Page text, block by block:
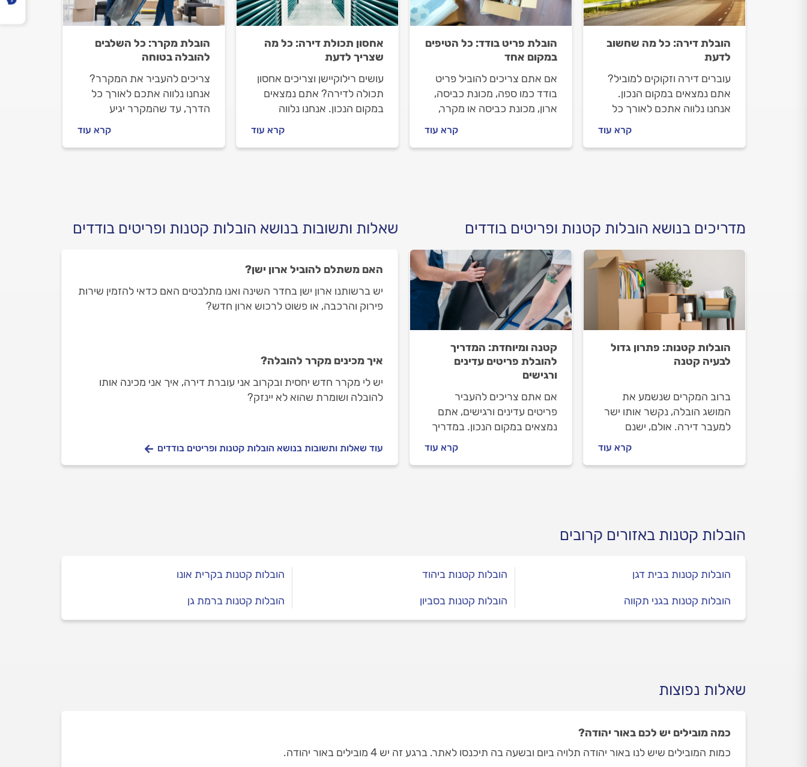
הובלת דירה: כל מה שחשוב
לדעת
עוברים דירה וזקוקים למוביל?
אתם נמצאים במקום הנכון.
אנחנו נלווה אתכם לאורך כל
לבדוק לפני שמזמינים מוביל,
איך מומלץ להתנהל מולו וכמה
קרא עוד
הובלת פריט בודד: כל הטיפים
במקום אחד
אם אתם צריכים להוביל פריט
בודד כמו ספה, מכונת כביסה,
ארון, מכונת כביסה או מקרר,
אנחנו נלווה אתכם לאורך כל
התהליך, נעזור לכם להבין כמה
קרא עוד
אחסון תכולת דירה: כל מה
שצריך לדעת
עושים רילוקיישן וצריכים אחסון
תכולה לדירה? אתם נמצאים
במקום הנכון. אנחנו נלווה
לפני שסוגרים עם חברת אחסון,
איך מומלץ להתנהל מולה וכמה
קרא עוד
הובלת מקרר: כל השלבים
להובלה בטוחה
צריכים להעביר את המקרר?
אנחנו נלווה אתכם לאורך כל
הדרך, עד שהמקרר יגיע
קרא עוד
מדריכים בנושא הובלות קטנות ופריטים בודדים
הובלות קטנות: פתרון גדול
לבעיה קטנה
ברוב המקרים שנשמע את
המושג הובלה, נקשר אותו ישר
למעבר דירה. אולם, ישנם
ההובלות יהיו רלוונטיים עבורכם.
הובלות קטנות מיועדות בעיקר
הצלחתם להכניס למשאית
הגדולה. כל מה שצריך לדעת
שלפניכם.
קרא עוד
קטנה ומיוחדת: המדריך
להובלת פריטים עדינים
ורגישים
אם אתם צריכים להעביר
פריטים עדינים ורגישים, אתם
נמצאים במקום הנכון. במדריך
את הפריטים הללו מבלי לגרום
להם לנזק על מנת לצלוח את
קרא עוד
שאלות ותשובות בנושא הובלות קטנות ופריטים בודדים
האם משתלם להוביל ארון ישן?
יש ברשותנו ארון ישן בחדר השינה ואנו מתלבטים האם כדאי להזמין שירות
פירוק והרכבה, או פשוט לרכוש ארון חדש?
איך מכינים מקרר להובלה?
יש לי מקרר חדש יחסית ובקרוב אני עוברת דירה, איך אני מכינה אותו
להובלה ושומרת שהוא לא יינזק?
עוד שאלות ותשובות בנושא הובלות קטנות ופריטים בודדים
הובלות קטנות באזורים קרובים
הובלות קטנות בבית דגן
הובלות קטנות בגני תקווה
הובלות קטנות ביהוד
הובלות קטנות בסביון
הובלות קטנות בקרית אונו
הובלות קטנות ברמת גן
שאלות נפוצות
כמה מובילים יש לכם באור יהודה?
כמות המובילים שיש לנו באור יהודה תלויה ביום ובשעה בה תיכנסו לאתר. ברגע זה יש 4 מובילים באור יהודה.